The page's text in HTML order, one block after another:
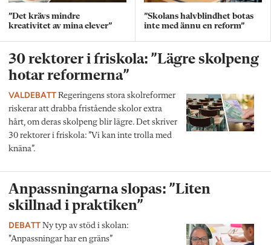
”Det krävs mindre
kreativitet av mina elever”
”Skolans halvblindhet botas
inte med ännu en reform”
30 rektorer i friskola: ”Lägre skolpeng
hotar reformerna”
VALDEBATT Regeringens stora skolreformer
riskerar att drabba fristående skolor extra
hårt, om deras skolpeng blir lägre. Det skriver
30 rektorer i friskola: ”Vi kan inte trolla med
knäna”.
Anpassningarna slopas: ”Liten
skillnad i praktiken”
DEBATT Ny typ av stöd i skolan:
"Anpassningar har en gräns”